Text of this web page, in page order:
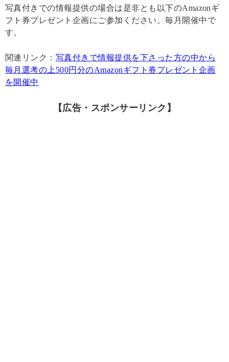
写真付きでの情報提供の場合は是非とも以下のAmazonギ
フト券プレゼント企画にご参加ください。毎月開催中で
す。
関連リンク： 写真付きで情報提供を下さった方の中から
毎月選考の上500円分のAmazonギフト券プレゼント企画
を開催中
【広告・スポンサーリンク】